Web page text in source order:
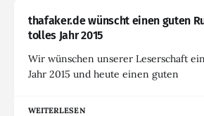
thafaker.de wünscht einen guten
tolles Jahr 2015
Wir wünschen unserer Leserschaft
Jahr 2015 und heute einen guten
WEITERLESEN